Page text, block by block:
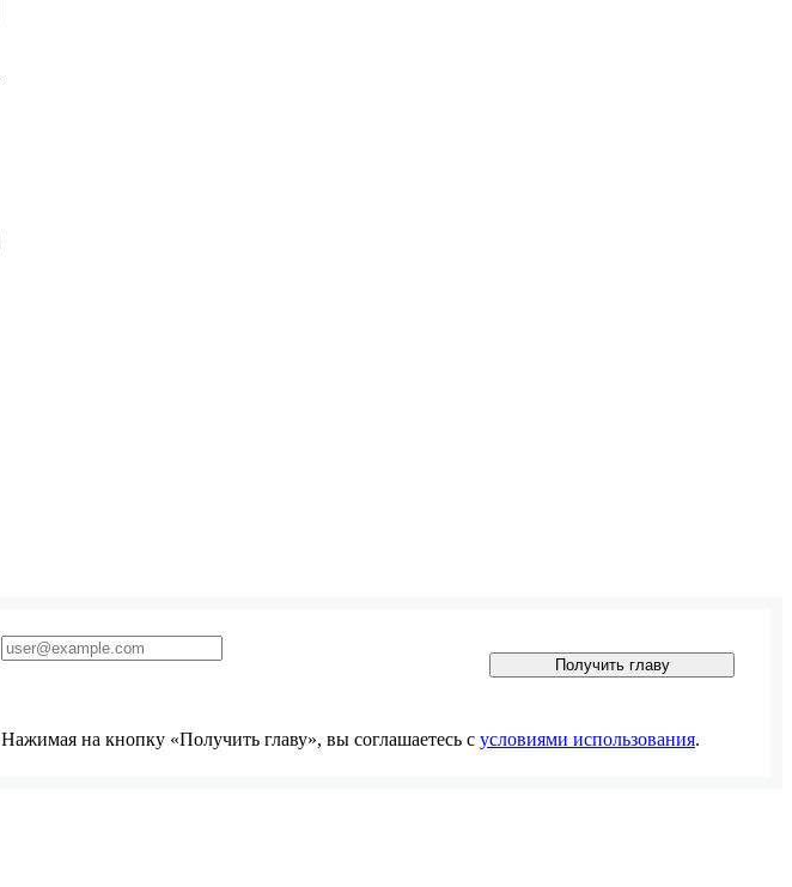
Получить главу
Нажимая на кнопку «Получить главу», вы соглашаетесь с условиями использования.